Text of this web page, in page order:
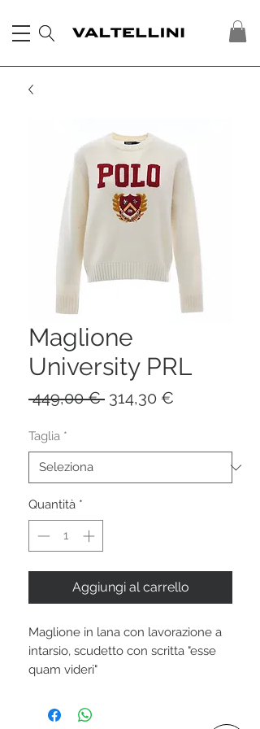
Maglione
University PRL
449,00 € Prezzo
314,30 €
Taglia *
Quantità *
Aggiungi al carrello
Maglione in lana con lavorazione a
intarsio, scudetto con scritta "esse
quam videri"